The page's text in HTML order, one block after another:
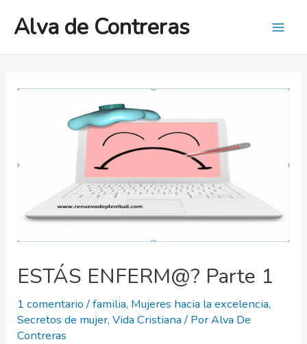
Alva de Contreras
ESTÁS ENFERM@? Parte 1
1 comentario /familia, Mujeres hacia la excelencia,
Secretos de mujer,Vida Cristiana/ PorAlva De
Contreras